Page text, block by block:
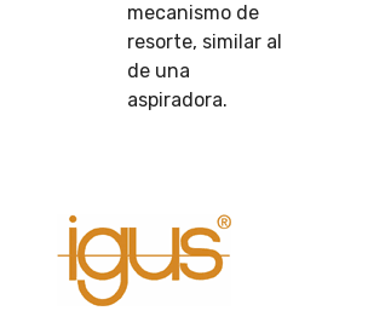
mecanismo de
resorte, similar al
de una
aspiradora.